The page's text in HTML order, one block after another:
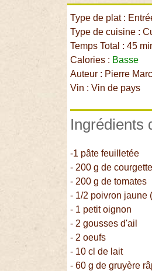
Type de plat :
Type de cuisine :
Temps Total : 45
Calories : Basse
Auteur : Pierre
Vin : Vin de pays
Ingrédients
-1 pâte feuilletée
- 200 g de
- 200 g de tomates
- 1/2 poivron jaune
- 1 petit oignon
- 2 gousses d'ail
- 2 oeufs
- 10 cl de lait
- 60 g de gruyère